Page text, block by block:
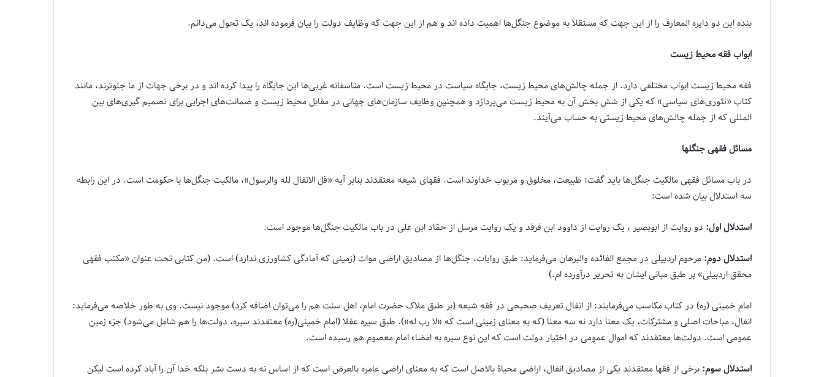
بنده این دو دایره المعارف را از این جهت که مستقلا به موضوع جنگل‌ها اهمیت داده اند و هم از این جهت که وظایف دولت را بیان فرموده اند، یک تحول می‌دانم.
ابواب فقه محیط زیست
فقه محیط زیست ابواب مختلفی دارد. از جمله چالش‌های محیط زیست، جایگاه سیاست در محیط زیست است. متاسفانه غربی‌ها این جایگاه را پیدا کرده اند و در برخی جهات از ما جلوترند، مانند
کتاب «تئوری‌های سیاسی» که یکی از شش بخش آن به محیط زیست می‌پردازد و همچنین وظایف سازمان‌های جهانی در مقابل محیط زیست و ضمانت‌های اجرایی برای تصمیم گیری‌های بین
المللی که از جمله چالش‌های محیط زیستی به حساب می‌آیند.
مسائل فقهی جنگلها
در باب مسائل فقهی مالکیت جنگل‌ها باید گفت: طبیعت، مخلوق و مربوب خداوند است. فقهای شیعه معتقدند بنابر آیه «قل الانفال لله والرسول»، مالکیت جنگل‌ها با حکومت است. در این رابطه
سه استدلال بیان شده است:
استدلال اول: دو روایت از ابوبصیر ، یک روایت از داوود ابن فرقد و یک روایت مرسل از حمّاد ابن علی در باب مالکیت جنگل‌ها موجود است.
استدلال دوم: مرحوم اردبیلی در مجمع الفائده والبرهان می‌فرماید: طبق روایات، جنگل‌ها از مصادیق اراضی موات (زمینی که آمادگی کشاورزی ندارد) است. (من کتابی تحت عنوان «مکتب فقهی
محقق اردبیلی» بر طبق مبانی ایشان به تحریر درآورده ام.)
امام خمینی (ره) در کتاب مکاسب می‌فرمایند: از انفال تعریف صحیحی در فقه شیعه (بر طبق ملاک حضرت امام، اهل سنت هم را می‌توان اضافه کرد) موجود نیست. وی به طور خلاصه می‌فرماید:
انفال، مباحات اصلی و مشترکات، یک معنا دارد نه سه معنا (که به معنای زمینی است که «لا رب له»). طبق سیره عقلا (امام خمینی(ره) معتقدند سیره، دولت‌ها را هم شامل می‌شود) جزء زمین
عمومی است. دولت‌ها معتقدند که اموال عمومی در اختیار دولت است که این نوع سیره به امضاء امام معصوم هم رسیده است.
استدلال سوم: برخی از فقها معتقدند یکی از مصادیق انفال، اراضی محیاۀ بالاصل است که به معنای اراضی عامره بالعرض است که از اساس نه به دست بشر بلکه خدا آن را آباد کرده است لیکن